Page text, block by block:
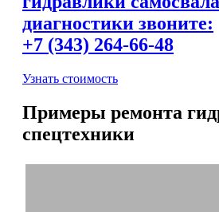
диагностики звоните:
+7 (343) 264-66-48
Узнать стоимость
Примеры ремонта
спецтехники